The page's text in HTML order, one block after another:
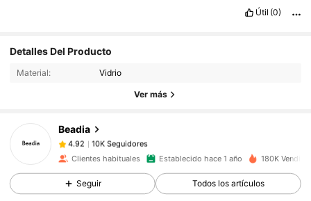
Útil (0)
Detalles Del Producto
Material: Vidrio
Ver más
Beadia
4.92 10K Seguidores
10K Seguidores
10K Seguidores
4.92 10K Seguidores
4.92 10K Seguidores
Clientes habituales Establecido hace 1 año 180K
Seguir Todos los artículos